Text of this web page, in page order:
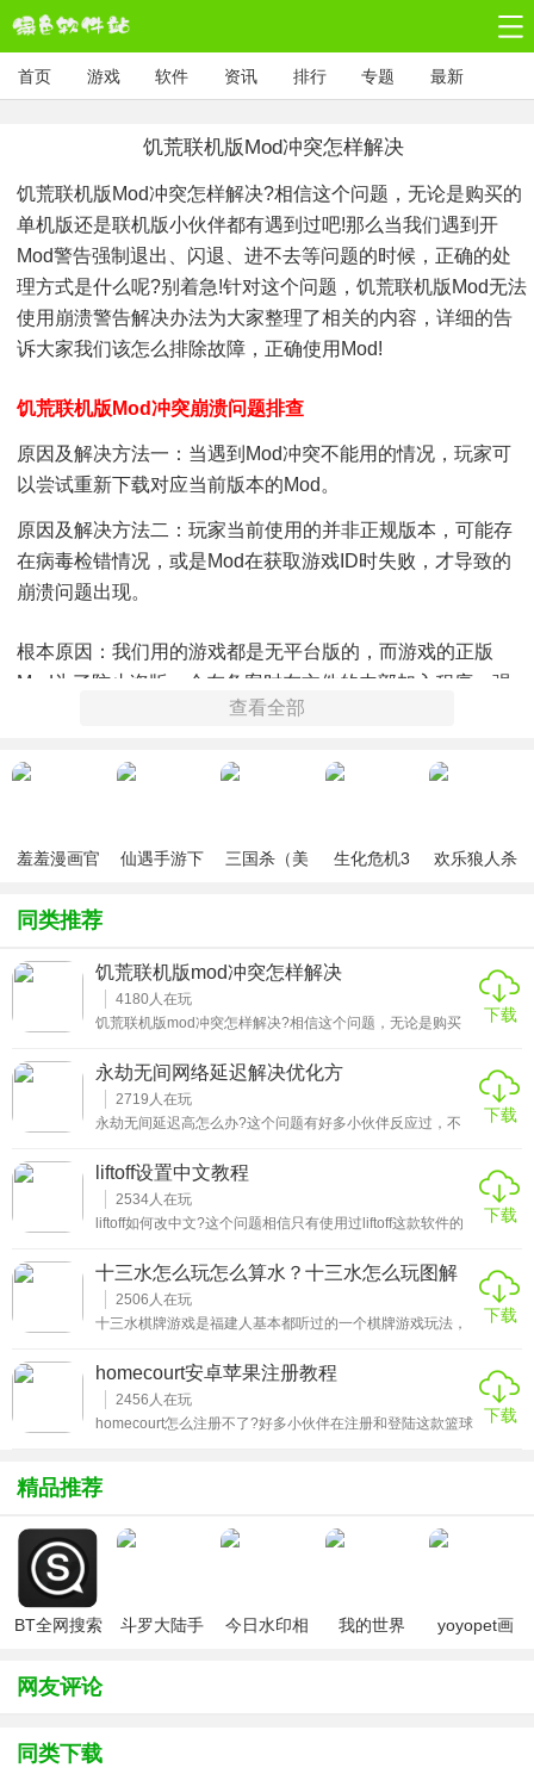
首页 游戏 软件 资讯 排行 专题 最新
饥荒联机版mod冲突怎样解决
饥荒联机版mod冲突怎样解决?相信这个问题，无论是购买的
单机版还是联机版小伙伴都有遇到过吧!那么当我们遇到开
Mod警告强制退出、闪退、进不去等问题的时候，正确的处
理方式是什么呢?别着急!针对这个问题，饥荒联机版mod无法
使用崩溃警告解决办法为大家整理了相关的内容，详细的告
诉大家我们该怎么排除故障，正确使用mod!
饥荒联机版mod冲突崩溃问题排查
原因及解决方法一：当遇到mod冲突不能用的情况，玩家可
以尝试重新下载对应当前版本的mod。
原因及解决方法二：玩家当前使用的并非正规版本，可能存
在病毒检错情况，或是mod在获取游戏ID时失败，才导致的
崩溃问题出现。
根本原因：我们用的游戏都是无平台版的，而游戏的正版
Mod为了防止盗版，会在备案时在文件的内部加入程序，强
行要获取我们的游戏ID。验证正版具体操作如下：
在游戏弹出的警告窗口中查看，报的是程序的第35行出错，
看不懂程序的行数，可以打开之后点击格式，取消自动换
改回自动换行就好了
首先选择用记事本打开mod文件【modmain.lua】，然后把
它的注释掉就好了。
如何注释?详细操作步骤如下：
在出错的那一行代码前加两个英文减号，也就是“--”。
全部内容!还在网上大海捞针查攻略，找问题原因和解决方案
的小伙伴，这里就有你们要的答案，不要错过哟!
查看全部
羞羞漫画官
仙遇手游下
三国杀（美
生化危机3
欢乐狼人杀
同类推荐
饥荒联机版mod冲突怎样解决
4180人在玩
饥荒联机版mod冲突怎样解决?相信这个问题，无论是购买
mod警告强制退出、闪退、进不去等问题的时候，正确的处
理方式是什么呢?别着急!针对这个问题，饥荒联机版mod无
法使用崩溃警告解决办法为大家整理了相关的内容，详细的
告诉大家我们该怎么排除故障，正确使用mod!
下载
永劫无间网络延迟解决优化方
2719 人在玩
永劫无间延迟高怎么办?这个问题有好多小伙伴反应过，不
情况我们改如何处理呢?来本期为大家准备的永劫无间网络
延迟解决优化方案看看那些大佬们是如何解决的吧!
下载
liftoff设置中文教程
2534人在玩
liftoff如何改中文?这个问题相信只有使用过liftoff这款软件的
习FPV穿越机的应用，它的原版是英文的版本，各种专业的
用词，如果没有中文的解释，对于很多刚入坑的朋友来说可
以说的上是糟糕的体验了!那么针对这个问题，本期就为大家
整理带来了liftoff设置中文教程，一起往下看吧!
下载
十三水怎么玩怎么算水？十三水怎么玩图解
详细介绍-新手玩家易学必看
2506 人在玩
十三水棋牌游戏是福建人基本都听过的一个棋牌游戏玩法，
会必备的一个棋牌游戏，更斗地主和扎金花和跑得快是同等
级别的一款游戏，用户基数庞大，而对于新手玩家来说，有
没有快速的学习方法呢？接下来就更（绿色软件下载站）的
小编一起学习十三水怎么玩怎么算水的具体技巧，同时提供
下载
homecourt安卓苹果注册教程
2456 人在玩
homecourt怎么注册不了?好多小伙伴在注册和登陆这款篮球
homecourt安卓苹果注册教程就带大家一起来看看那些已经
顺利进入游戏的大佬是怎么做的吧!
下载
精品推荐
BT全网搜索
斗罗大陆手
今日水印相
我的世界
yoyopet画
网友评论
同类下载